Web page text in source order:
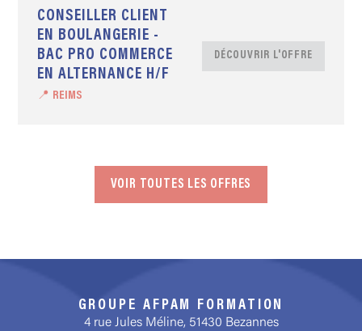
CONSEILLER CLIENT
EN BOULANGERIE -
BAC PRO COMMERCE
EN ALTERNANCE H/F
📍 REIMS
DÉCOUVRIR L'OFFRE
VOIR TOUTES LES OFFRES
GROUPE AFPAM FORMATION
4 rue Jules Méline, 51430 Bezannes